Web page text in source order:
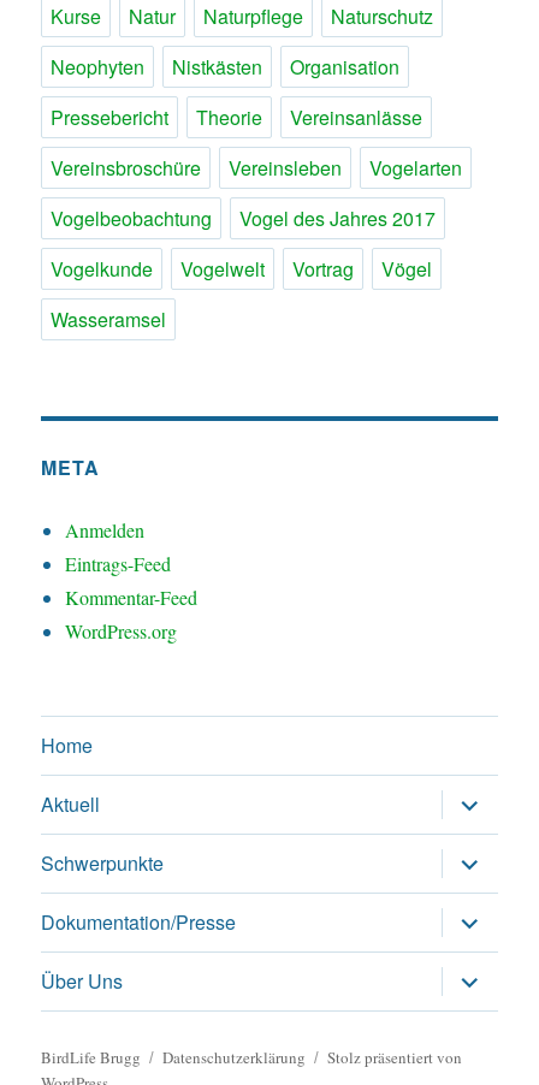
Kurse
Natur Naturpflege
Naturschutz
Neophyten
Nistkästen
Organisation
Pressebericht
Theorie
Vereinsanlässe
Vereinsbroschüre
Vereinsleben
Vogelarten
Vogelbeobachtung
Vogel des Jahres 2017
Vogelkunde
Vogelwelt Vortrag
Vögel
Wasseramsel
META
Anmelden
Eintrags-Feed
Kommentar-Feed
WordPress.org
Home
Aktuell
öffnen
Schwerpunkte
öffnen
Dokumentation/Presse
öffnen
Über Uns
öffnen
BirdLife Brugg Datenschutzerklärung
Stolz präsentiert von